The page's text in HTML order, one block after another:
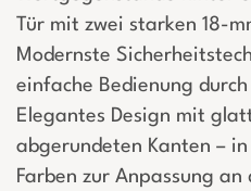
Tür mit zwei starken 18-
Modernste
einfache Bedienung
Elegantes Design mit
abgerundeten Kanten –
Farben zur Anpassung